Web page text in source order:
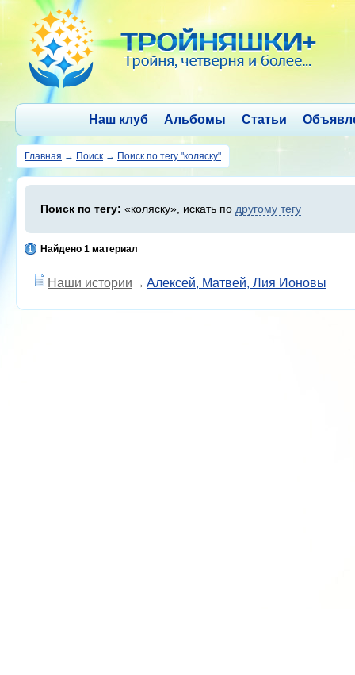
Наш клуб Альбомы Статьи
Главная → Поиск → Поиск по тегу "коляску"
Поиск по тегу: «коляску», искать по другому тегу
Найдено 1 материал
Наши истории → Алексей, Матвей, Лия Ионовы